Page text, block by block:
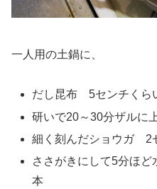
一人用の土鍋に、
だし昆布 5センチくら
研いで20～30分ザル
細く刻んだショウガ 2
ささがきにして5分ほ
本